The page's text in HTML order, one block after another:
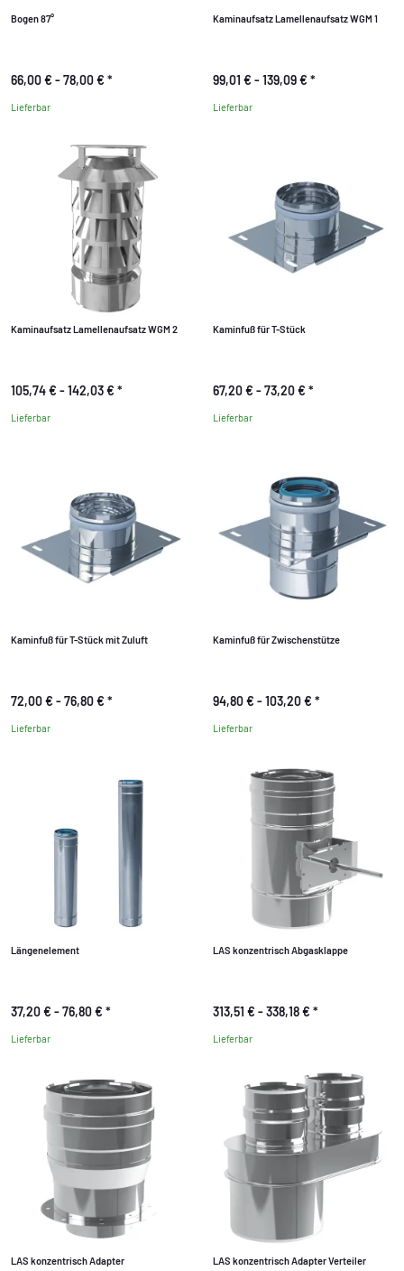
Bogen 87°
66,00 € -78,00 € *
Lieferbar
Kaminaufsatz Lamellenaufsatz WGM 1
99,01 € -139,09 € *
Lieferbar
Kaminaufsatz Lamellenaufsatz WGM 2
105,74 € -142,03 € *
Lieferbar
Kaminfuß für T-Stück
67,20 € -73,20 € *
Lieferbar
Kaminfuß für T-Stück mit Zuluft
72,00 € -76,80 € *
Lieferbar
Kaminfuß für Zwischenstütze
94,80 € -103,20 € *
Lieferbar
Längenelement
37,20 € -76,80 € *
Lieferbar
LAS konzentrisch Abgasklappe
313,51 € -338,18 € *
Lieferbar
LAS konzentrisch Adapter LAS konzentrisch Adapter Verteiler